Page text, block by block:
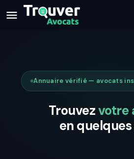
Annuaire vérifié — avocats
Trouvezvotre
en